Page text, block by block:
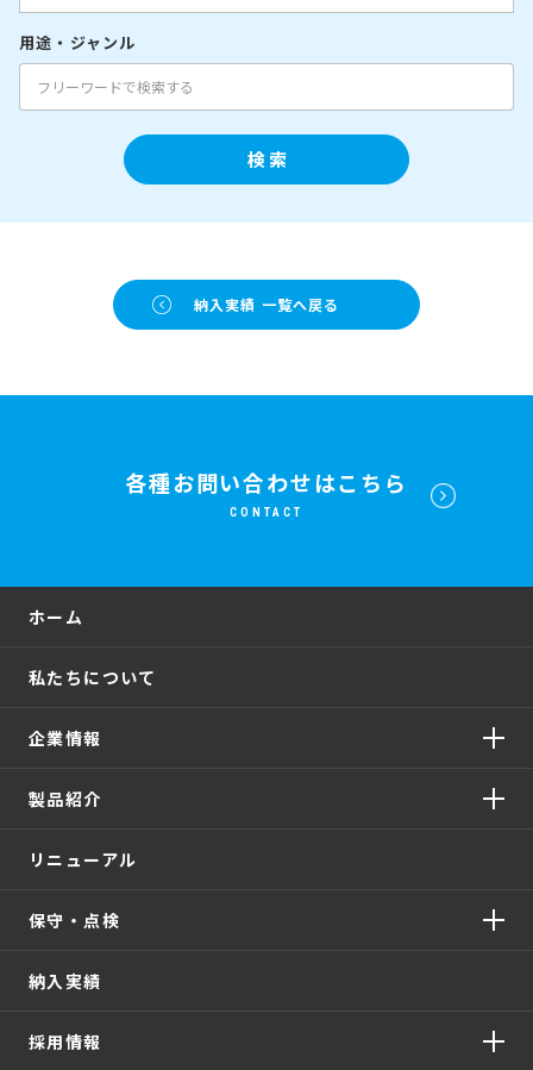
用途・ジャンル
検 索
納入実績 一覧へ戻る
各種お問い合わせはこちら
CONTACT
ホーム
私たちについて
企業情報
製品紹介
リニューアル
保守・点検
納入実績
採用情報